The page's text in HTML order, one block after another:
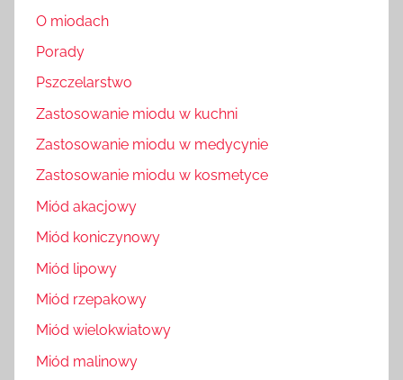
O miodach
Porady
Pszczelarstwo
Zastosowanie miodu w kuchni
Zastosowanie miodu w medycynie
Zastosowanie miodu w kosmetyce
Miód akacjowy
Miód koniczynowy
Miód lipowy
Miód rzepakowy
Miód wielokwiatowy
Miód malinowy